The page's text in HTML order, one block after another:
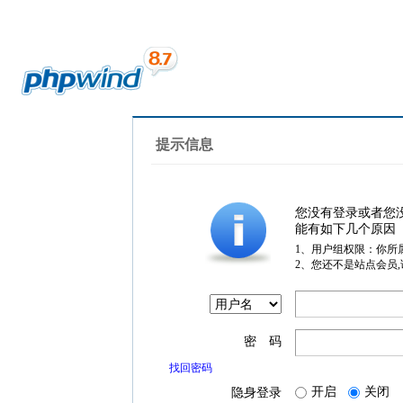
提示信息
您没有登录或者您
能有如下几个原因
1、用户组权限：你所
2、您还不是站点会员
密 码
找回密码
隐身登录 开启 关闭